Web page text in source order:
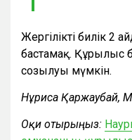
Жергілікті билік 2
бастамақ. Құрылыс
созылуы мүмкін.
Нұрғиса Қаржаубай,
Оқи отырыңыз: